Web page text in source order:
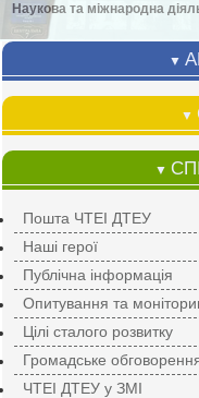
Наукова та міжнародна
▼
▼
▼
Пошта ЧТЕІ ДТЕУ
Наші герої
Публічна інформація
Опитування та
Цілі сталого розвитку
Громадське
ЧТЕІ ДТЕУ у ЗМІ